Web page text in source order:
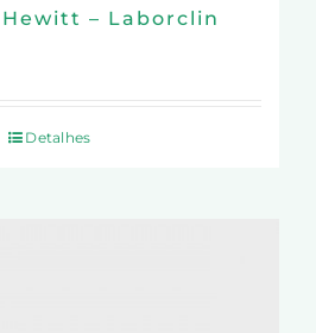
– Laborclin
Detalhes